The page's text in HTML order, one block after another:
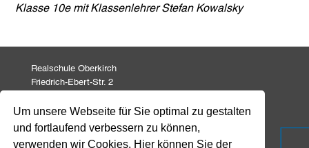
Um unsere Webseite für Sie optimal zu gestalten
und fortlaufend verbessern zu können,
verwenden wir Cookies. Hier können Sie der
Klasse 10e mit Klassenlehrer Stefan Kowalsky
Realschule Oberkirch
Friedrich-Ebert-Str. 2
Tel: 07802 82 771
Fax: 07802 82 799